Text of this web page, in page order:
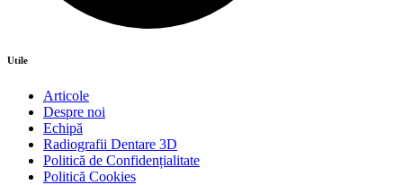
Utile
Articole
Despre noi
Echipă
Radiografii Dentare 3D
Politică de Confidențialitate
Politică Cookies